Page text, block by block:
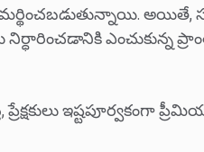
అయితే,
ఎంచుకున్న
ఇష్టపూర్వకంగా